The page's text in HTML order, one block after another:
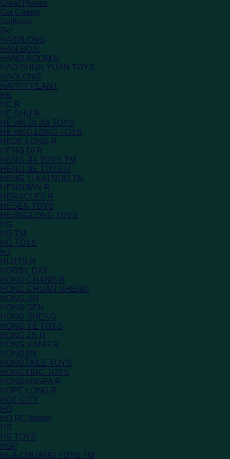
Great Planes
Gui Cheng
Guillows
Gvl
HAIDILONG
HAN BO R
HAND ROOM R
HAO SHUN YUAN TOYS
HAOLONG
HAPPY PLANT
HB
HC R
HE SHU R
HE xIN DI JIA TOYS
HE xING LONG TOYS
HEDE LONG R
HENG DI R
HENG JIA TOYS TM
HENG JIE TOYS R
HENG YI KAI NUO TM
HENGJIAN R
HERACLES R
HESEN TOYS
HExINGLONG TOYS
HG
HG TM
HG TOYS
HJ
HLDTS R
HOBBY DAY
HONG CHANG R
HONG CHUAN SHENG
HONG JIN
HONG SEN
HONG SHENG
HONG YE TOYS
HONG ZE R
HONG xIANG R
HONGJIN
HONGTAILE TOYS
HONGYING TOYS
HONGxINGFA R
HOPE LONG R
HOT CITY
HQ
HQ RC Model
HS
HS TOYS
HSP
HUA CHUANG TOYS TM